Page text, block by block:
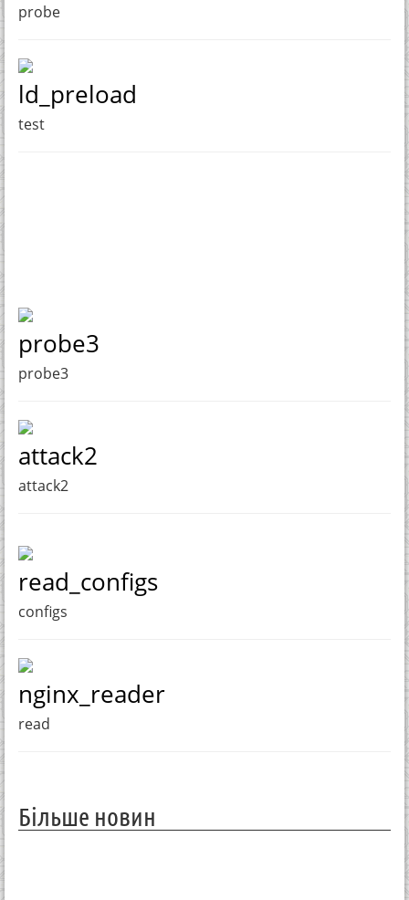
probe
ld_preload
test
probe3
probe3
attack2
attack2
read_configs
configs
nginx_reader
read
Більше новин